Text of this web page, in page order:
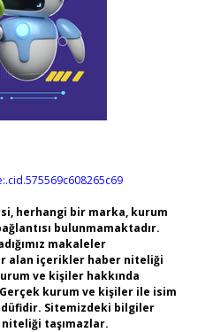
herhangi bir marka, kurum
bulunmamaktadır.
makaleler
alan içerikler haber niteliği
ve kişiler hakkında
kurum ve kişiler ile isim
Sitemizdeki bilgiler
taşımazlar.